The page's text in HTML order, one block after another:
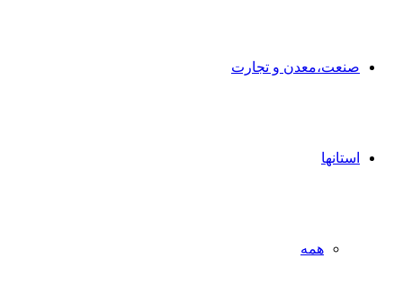
صنعت،معدن و تجارت
استانها
همه